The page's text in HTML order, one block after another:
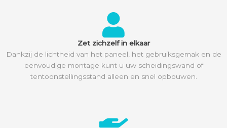
Zet zichzelf in elkaar
Dankzij de lichtheid van het paneel, het gebruiksgemak en de
eenvoudige montage kunt u uw scheidingswand of
tentoonstellingsstand alleen en snel opbouwen.